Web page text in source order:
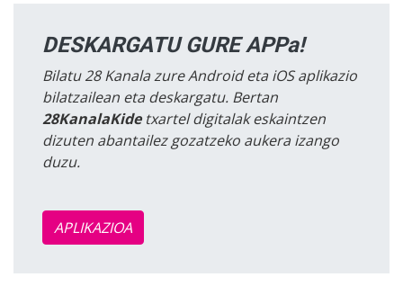
DESKARGATU GURE APPa!
Bilatu 28 Kanala zure Android eta iOS aplikazio
bilatzailean eta deskargatu. Bertan
28KanalaKidetxartel digitalak eskaintzen
dizuten abantailez gozatzeko aukera izango
duzu.
APLIKAZIOA